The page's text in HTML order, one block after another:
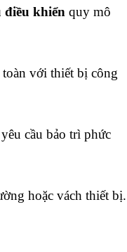
điều khiển quy mô
với thiết bị công
cầu bảo trì phức
hoặc vách thiết bị.